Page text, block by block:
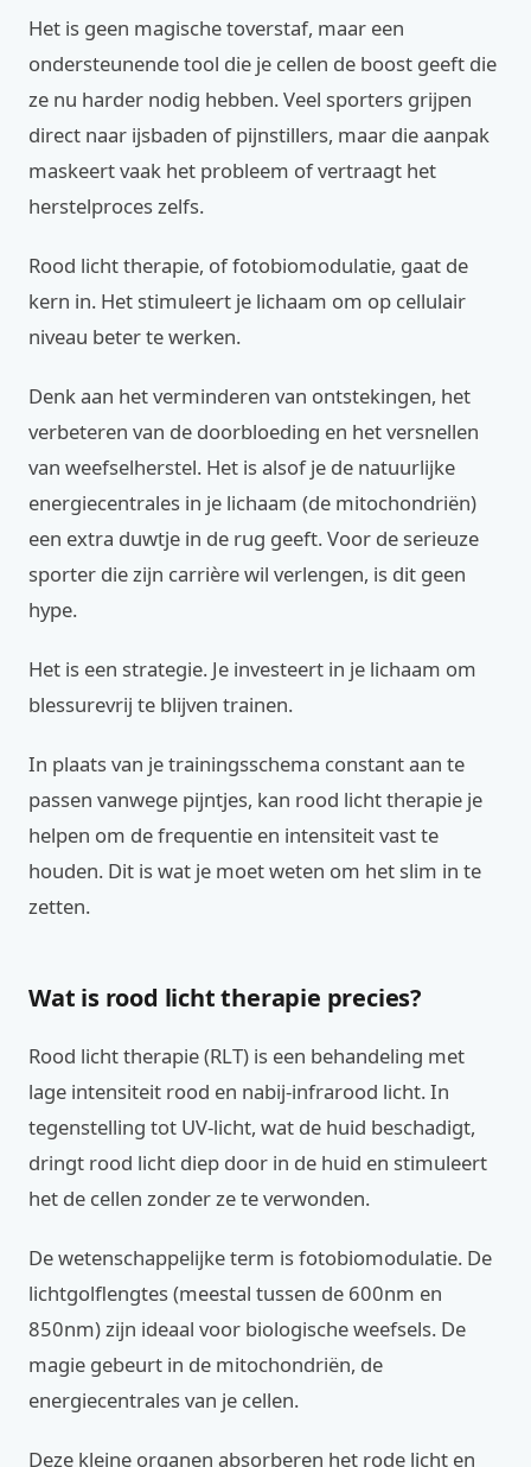
Het is geen magische toverstaf, maar een
ondersteunende tool die je cellen de boost geeft die
ze nu harder nodig hebben. Veel sporters grijpen
direct naar ijsbaden of pijnstillers, maar die aanpak
maskeert vaak het probleem of vertraagt het
herstelproces zelfs.
Rood licht therapie, of fotobiomodulatie, gaat de
kern in. Het stimuleert je lichaam om op cellulair
niveau beter te werken.
Denk aan het verminderen van ontstekingen, het
verbeteren van de doorbloeding en het versnellen
van weefselherstel. Het is alsof je de natuurlijke
energiecentrales in je lichaam (de mitochondriën)
een extra duwtje in de rug geeft. Voor de serieuze
sporter die zijn carrière wil verlengen, is dit geen
hype.
Het is een strategie. Je investeert in je lichaam om
blessurevrij te blijven trainen.
In plaats van je trainingsschema constant aan te
passen vanwege pijntjes, kan rood licht therapie je
helpen om de frequentie en intensiteit vast te
houden. Dit is wat je moet weten om het slim in te
zetten.
Wat is rood licht therapie precies?
Rood licht therapie (RLT) is een behandeling met
lage intensiteit rood en nabij-infrarood licht. In
tegenstelling tot UV-licht, wat de huid beschadigt,
dringt rood licht diep door in de huid en stimuleert
het de cellen zonder ze te verwonden.
De wetenschappelijke term is fotobiomodulatie. De
lichtgolflengtes (meestal tussen de 600nm en
850nm) zijn ideaal voor biologische weefsels. De
magie gebeurt in de mitochondriën, de
energiecentrales van je cellen.
Deze kleine organen absorberen het rode licht en